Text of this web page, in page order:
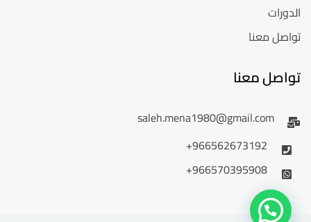
الدورات
تواصل معنا
تواصل معنا
saleh.mena1980@gmail.com
966562673192+
966570395908+